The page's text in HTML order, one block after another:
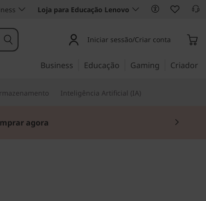
Loja para Educação Lenovo
Iniciar sessão/Criar conta
Business Educação Gaming Criador
Inteligência Artificial (IA)
agora